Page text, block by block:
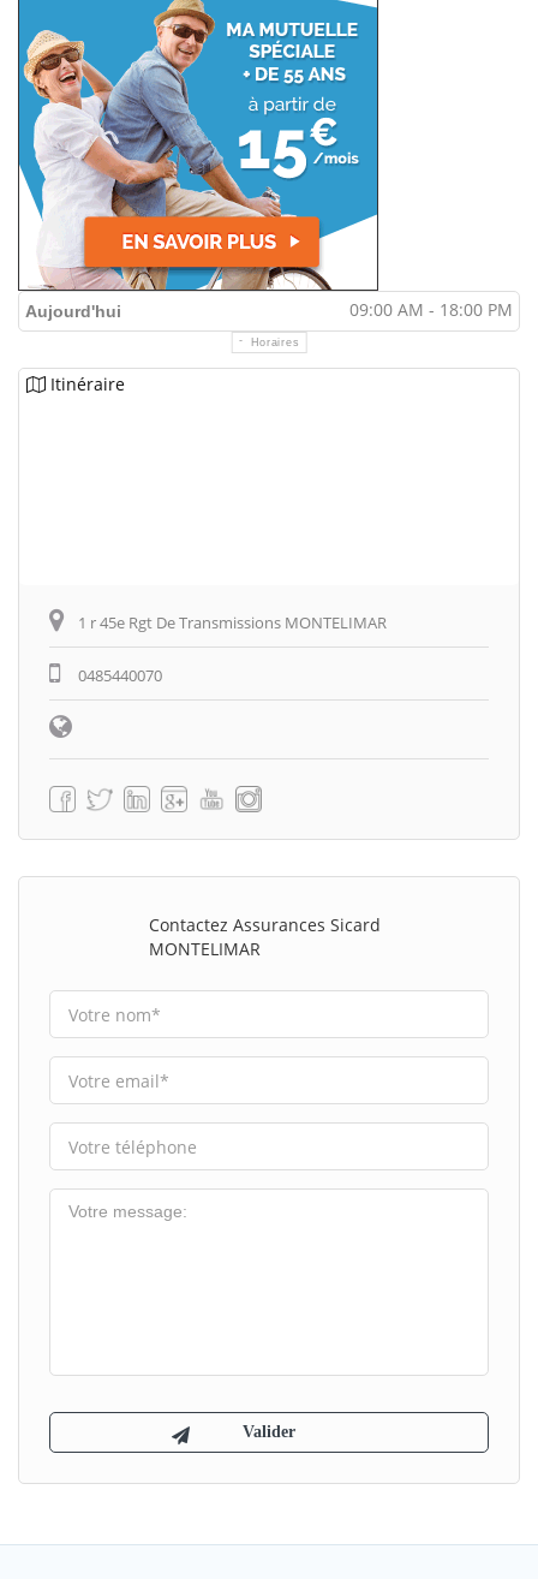
Aujourd'hui 09:00 AM - 18:00 PM
Horaires
Itinéraire
1 r 45e Rgt De Transmissions MONTELIMAR
0485440070
Contactez Assurances Sicard
MONTELIMAR